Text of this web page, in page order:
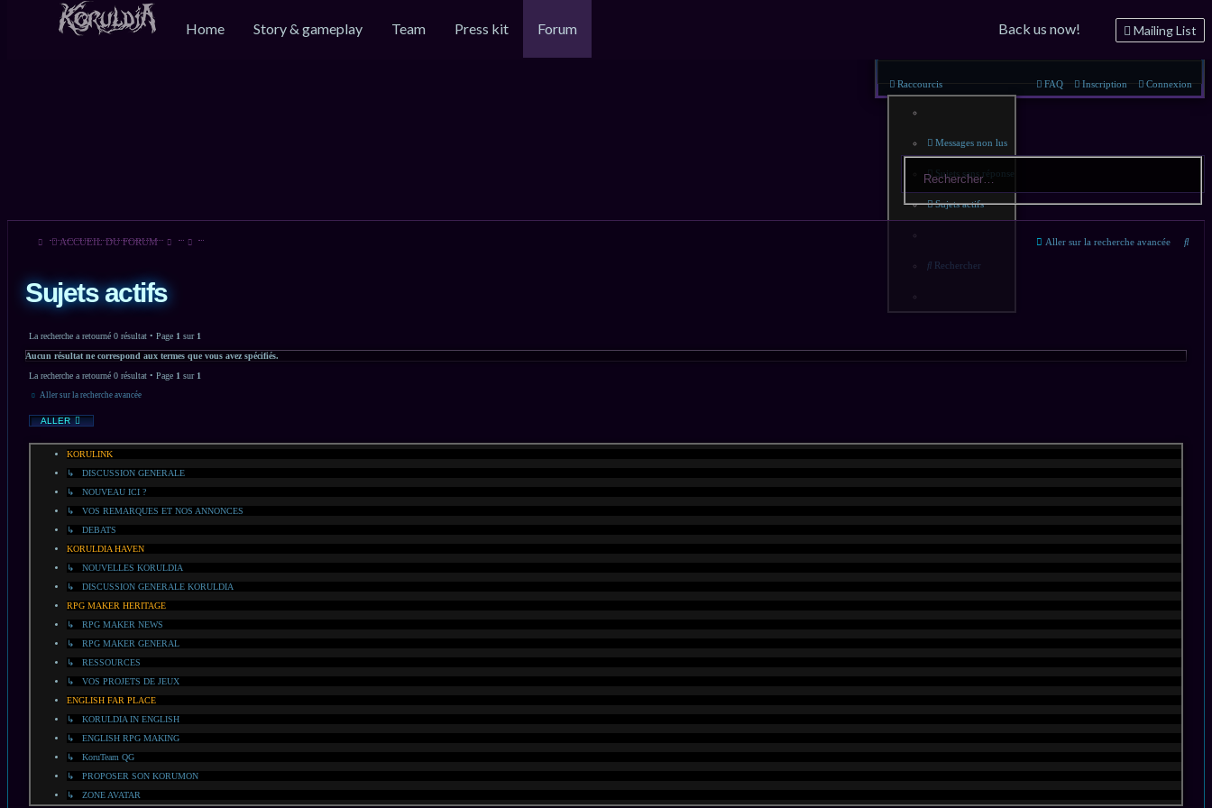
Home Story & gameplay Team Press kit Forum Mailing List
Back us now!
Raccourcis
Messages non lus
Sujets sans réponse
Sujets actifs
Rechercher
Connexion
Inscription
FAQ
ACCUEIL DU FORUM Aller sur la recherche avancée
Sujets actifs
La recherche a retourné 0 résultat • Page 1 sur 1
Aucun résultat ne correspond aux termes que vous avez spécifiés.
La recherche a retourné 0 résultat • Page 1 sur 1
Aller sur la recherche avancée
ALLER
KORULINK
↳ DISCUSSION GENERALE
↳ NOUVEAU ICI ?
↳ VOS REMARQUES ET NOS ANNONCES
↳ DEBATS
KORULDIA HAVEN
↳ NOUVELLES KORULDIA
↳ DISCUSSION GENERALE KORULDIA
RPG MAKER HERITAGE
↳ RPG MAKER NEWS
↳ RPG MAKER GENERAL
↳ RESSOURCES
↳ VOS PROJETS DE JEUX
ENGLISH FAR PLACE
↳ KORULDIA IN ENGLISH
↳ ENGLISH RPG MAKING
↳ KoruTeam QG
↳ PROPOSER SON KORUMON
↳ ZONE AVATAR